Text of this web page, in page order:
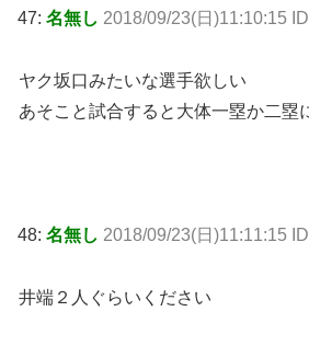
47: 名無し 2018/09/23(日)11:10:15
ヤク坂口みたいな選手欲しい
あそこと試合すると大体一塁か二塁
48: 名無し 2018/09/23(日)11:11:15
井端２人ぐらいください